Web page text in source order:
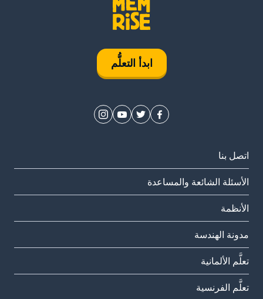
ابدأ التعلُّم
اتصل بنا
الأسئلة الشائعة والمساعدة
الأنظمة
مدونة الهندسة
تعلَّم الألمانية
تعلَّم الفرنسية